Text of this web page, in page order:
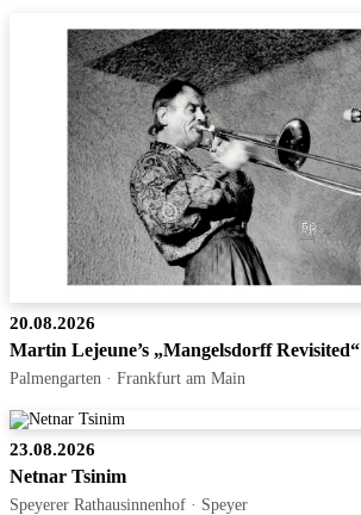
20.08.2026
Martin Lejeune’s „Mangelsdorff Revisited“
Palmengarten · Frankfurt am Main
23.08.2026
Netnar Tsinim
Speyerer Rathausinnenhof · Speyer